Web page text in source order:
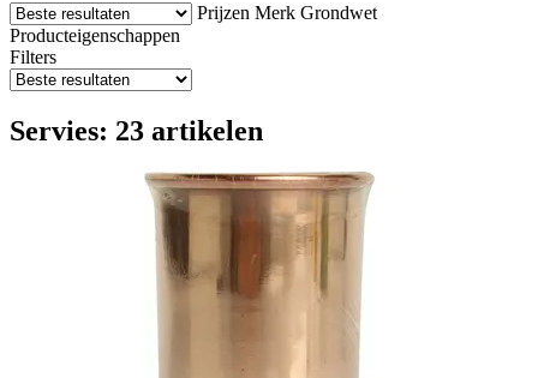
Prijzen Merk Grondwet
Producteigenschappen
Filters
Servies: 23 artikelen